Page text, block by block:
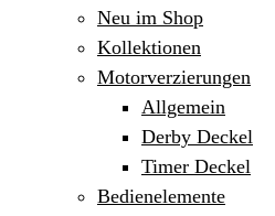
Neu im Shop
Kollektionen
Motorverzierungen
Allgemein
Derby Deckel
Timer Deckel
Bedienelemente